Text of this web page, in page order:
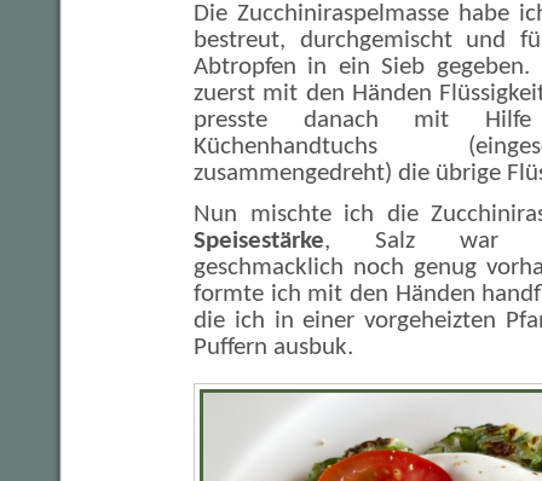
Die Zucchiniraspelmasse habe
bestreut, durchgemischt und
Abtropfen in ein Sieb gegeben.
zuerst mit den Händen
presste danach mit Hilfe
Küchenhandtuchs
zusammengedreht) die übrige
Nun mischte ich die
Speisestärke, Salz war
geschmacklich noch genug
formte ich mit den Händen
die ich in einer vorgeheizten
Puffern ausbuk.